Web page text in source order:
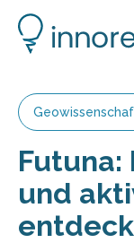
Futuna:
und